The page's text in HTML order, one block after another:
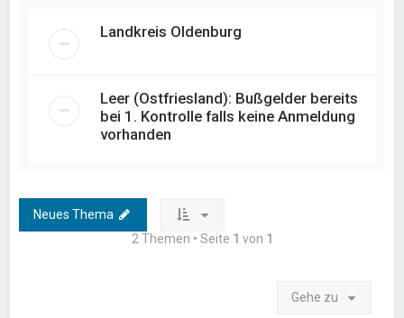
Landkreis Oldenburg
Leer (Ostfriesland): Bußgelder bereits
bei 1. Kontrolle falls keine Anmeldung
vorhanden
Neues Thema
2 Themen • Seite 1 von 1
Gehe zu